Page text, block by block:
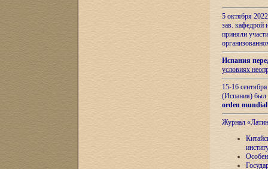
5 октября
зав.
приняли
Испания
условиях
15-16
(Испания) был
orden
Журнал